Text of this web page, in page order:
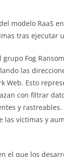
modelo RaaS
tras ejecutar
Fog
las
Esto
con filtrar
y
las víctimas y
el que los